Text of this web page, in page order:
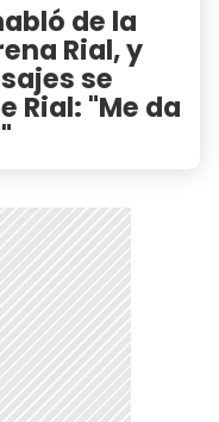
de la
Rial, y
se
Rial: "Me da